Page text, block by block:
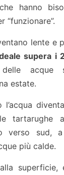
hanno
“funzionare”.
lente e
supera i
acque
estate.
l’acqua
tartarughe
verso sud,
più calde.
superficie,